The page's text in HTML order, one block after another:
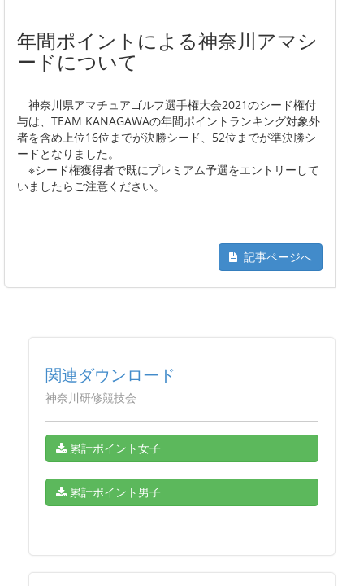
年間ポイントによる神奈川アマシ
ードについて
神奈川県アマチュアゴルフ選手権大会2021のシード権付
与は、TEAM KANAGAWAの年間ポイントランキング対象外
者を含め上位16位までが決勝シード、52位までが準決勝シ
ードとなりました。
※シード権獲得者で既にプレミアム予選をエントリーして
いましたらご注意ください。
記事ページへ
関連ダウンロード
神奈川研修競技会
累計ポイント女子
累計ポイント男子